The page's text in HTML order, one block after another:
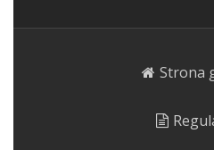
Strona